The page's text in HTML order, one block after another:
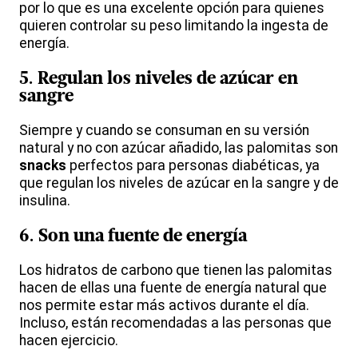
por lo que es una excelente opción para quienes
quieren controlar su peso limitando la ingesta de
energía.
5. Regulan los niveles de azúcar en
sangre
Siempre y cuando se consuman en su versión
natural y no con azúcar añadido, las palomitas son
snacks perfectos para personas diabéticas, ya
que regulan los niveles de azúcar en la sangre y de
insulina.
6. Son una fuente de energía
Los hidratos de carbono que tienen las palomitas
hacen de ellas una fuente de energía natural que
nos permite estar más activos durante el día.
Incluso, están recomendadas a las personas que
hacen ejercicio.